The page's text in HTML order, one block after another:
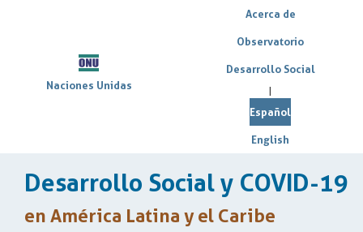
Naciones Unidas
Acerca de
Observatorio
Desarrollo Social
|
Español
English
Desarrollo Social y COVID-19
en América Latina y el Caribe